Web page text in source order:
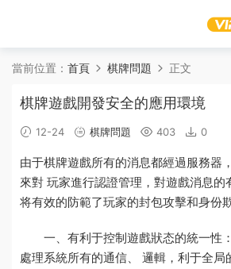
當前位置： 首頁 棋牌問題 正文
棋牌遊戲開發安全的應用環境
12-24 棋牌問題 403 0
由于棋牌遊戲所有的消息都經過服務器
來對 玩家進行認證管理，對遊戲消息的
将有效的防範了玩家的封包攻擊和身份欺
一、有利于控制遊戲狀态的統一性
處理系統所有的通信、 邏輯，利于全局